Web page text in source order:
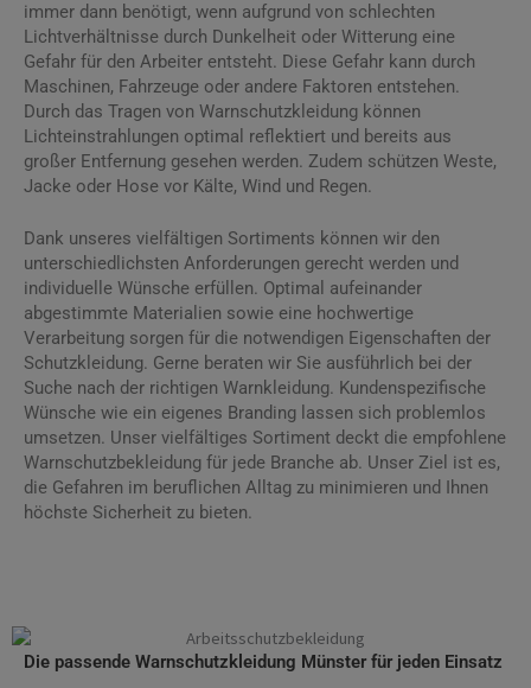
immer dann benötigt, wenn aufgrund von schlechten
Lichtverhältnisse durch Dunkelheit oder Witterung eine
Gefahr für den Arbeiter entsteht. Diese Gefahr kann durch
Maschinen, Fahrzeuge oder andere Faktoren entstehen.
Durch das Tragen von Warnschutzkleidung können
Lichteinstrahlungen optimal reflektiert und bereits aus
großer Entfernung gesehen werden. Zudem schützen Weste,
Jacke oder Hose vor Kälte, Wind und Regen.
Dank unseres vielfältigen Sortiments können wir den
unterschiedlichsten Anforderungen gerecht werden und
individuelle Wünsche erfüllen. Optimal aufeinander
abgestimmte Materialien sowie eine hochwertige
Verarbeitung sorgen für die notwendigen Eigenschaften der
Schutzkleidung. Gerne beraten wir Sie ausführlich bei der
Suche nach der richtigen Warnkleidung. Kundenspezifische
Wünsche wie ein eigenes Branding lassen sich problemlos
umsetzen. Unser vielfältiges Sortiment deckt die empfohlene
Warnschutzbekleidung für jede Branche ab. Unser Ziel ist es,
die Gefahren im beruflichen Alltag zu minimieren und Ihnen
höchste Sicherheit zu bieten.
Die passende Warnschutzkleidung Münster für jeden Einsatz